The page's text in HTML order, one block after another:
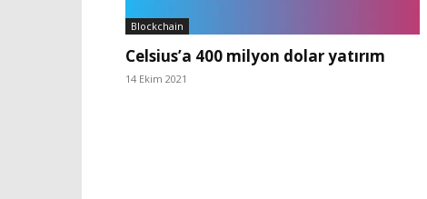
Blockchain
Celsius’a 400 milyon dolar yatırım
14 Ekim 2021